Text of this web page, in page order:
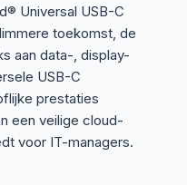
Universal USB-C
toekomst, de
aan data-, display-
USB-C
prestaties
een veilige cloud-
voor IT-managers.